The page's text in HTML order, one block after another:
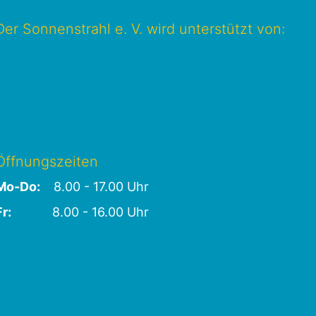
Sonnenstrahl e. V. wird unterstützt von:
Do:
8.00 - 17.00 Uhr
8.00 - 16.00 Uhr